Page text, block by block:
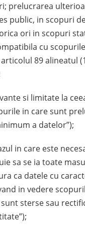
prelucrarea
public, in scopuri
ori in scopuri
cu
89 alineatul
si limitate la
in care sunt
a datelor”);
in care este
sa se ia toate
ca datele cu
in vedere
sterse sau